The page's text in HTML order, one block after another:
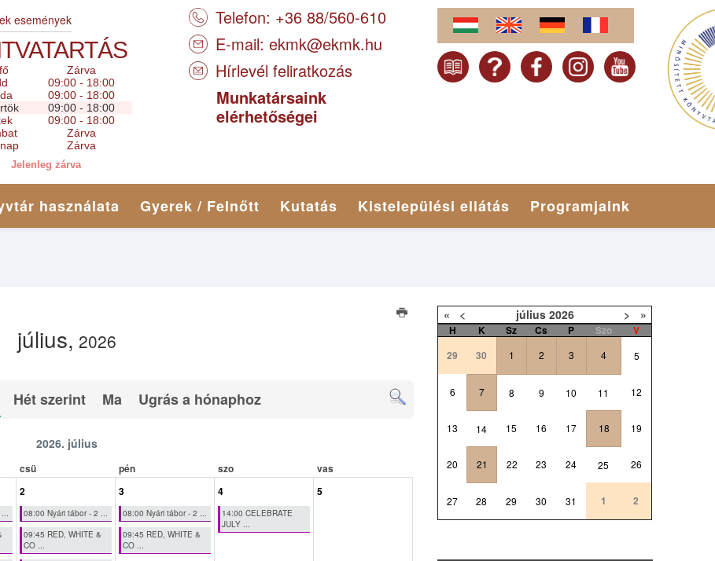
események
Zárva
09:00 - 18:00
09:00 - 18:00
09:00 - 18:00
09:00 - 18:00
Zárva
Zárva
Jelenleg zárva
Telefon: +36 88/560-610
E-mail: ekmk@ekmk.hu
Hírlevél feliratkozás
Munkatársaink
elérhetőségei
használata Gyerek / Felnőtt Kutatás Kistelepülési ellátás Programjaink
július, 2026
Hét szerint Ma Ugrás a hónaphoz
2026. július
csü pén szo
vas
2
08:00 Nyári tábor - 2 ...
09:45 RED, WHITE &
CO ...
3
08:00 Nyári tábor - 2 ...
09:45 RED, WHITE &
CO ...
4
14:00 CELEBRATE
JULY ...
5
« < július 2026 > »
H K Sz Cs P Szo
V
29
30 1 2 3 4 5
6 7 8 9 10 11 12
13 14 15 16 17 18 19
20 21 22 23 24 25 26
27 28 29 30 31 1 2